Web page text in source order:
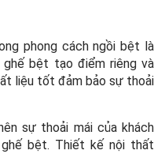
phong cách ngồi bệt là
bệt tạo điểm riêng và
liệu tốt đảm bảo sự thoải
sự thoải mái của khách
bệt. Thiết kế nội thất